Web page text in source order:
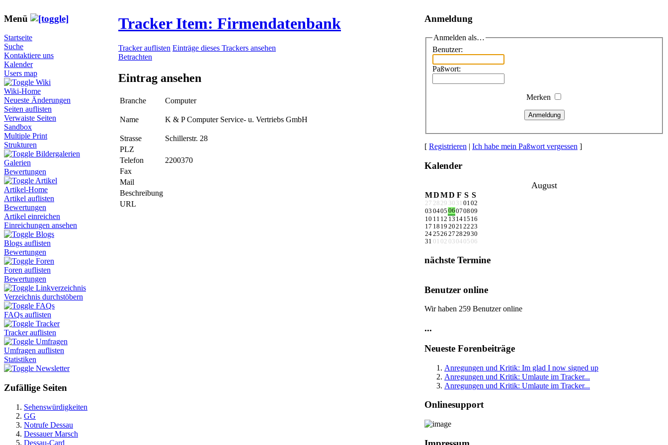
Menü
Startseite
Suche
Kontaktiere uns
Kalender
Users map
Wiki
Wiki-Home
Neueste Änderungen
Seiten auflisten
Verwaiste Seiten
Sandbox
Multiple Print
Strukturen
Bildergalerien
Galerien
Bewertungen
Artikel
Artikel-Home
Artikel auflisten
Bewertungen
Artikel einreichen
Einreichungen ansehen
Blogs
Blogs auflisten
Bewertungen
Foren
Foren auflisten
Bewertungen
Linkverzeichnis
Verzeichnis durchstöbern
FAQs
FAQs auflisten
Tracker
Tracker auflisten
Umfragen
Umfragen auflisten
Statistiken
Newsletter
Zufällige Seiten
Sehenswürdigkeiten
GG
Notrufe Dessau
Dessauer Marsch
Dessau-Card
Tracker Item: Firmendatenbank
Tracker auflisten Einträge dieses Trackers ansehen
Betrachten
Eintrag ansehen
Branche Computer
Name K & P Computer Service- u. Vertriebs GmbH
Strasse
Schillerstr. 28
PLZ
Telefon
2200370
Fax
Mail
Beschreibung
URL
Anmeldung
Anmelden als…
Benutzer:
Paßwort:
Merken
Anmeldung
[ Registrieren | Ich habe mein Paßwort vergessen ]
Kalender
August
MDMD F S S
27 28 29 30 31 0102
03 0405 06070809
10 11 12 13 1415 16
17 18 19 20212223
242526 27282930
31 01 02 03 04 05 06
nächste Termine
Benutzer online
Wir haben 259 Benutzer online
...
Neueste Forenbeiträge
Anregungen und Kritik: Im glad I now signed up
Anregungen und Kritik: Umlaute im Tracker...
Anregungen und Kritik: Umlaute im Tracker...
Onlinesupport